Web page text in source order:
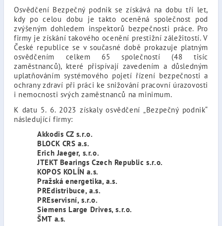
Osvědčení Bezpečný podnik se získává na dobu tří let,
kdy po celou dobu je takto oceněná společnost pod
zvýšeným dohledem inspektorů bezpečnosti práce. Pro
firmy je získání takového ocenění prestižní záležitostí. V
České republice se v současné době prokazuje platným
osvědčením celkem 65 společností (48 tisíc
zaměstnanců), které přispívají zavedením a důsledným
uplatňováním systémového pojetí řízení bezpečnosti a
ochrany zdraví při práci ke snižování pracovní úrazovosti
i nemocnosti svých zaměstnanců na minimum.
K datu 5. 6. 2023 získaly osvědčení „Bezpečný podnik“
následující firmy:
Akkodis CZ s.r.o.
BLOCK CRS a.s.
Erich Jaeger, s.r.o.
JTEKT Bearings Czech Republic s.r.o.
KOPOS KOLÍN a.s.
Pražská energetika, a.s.
PREdistribuce, a.s.
PREservisní, s.r.o.
Siemens Large Drives, s.r.o.
ŠMT a.s.